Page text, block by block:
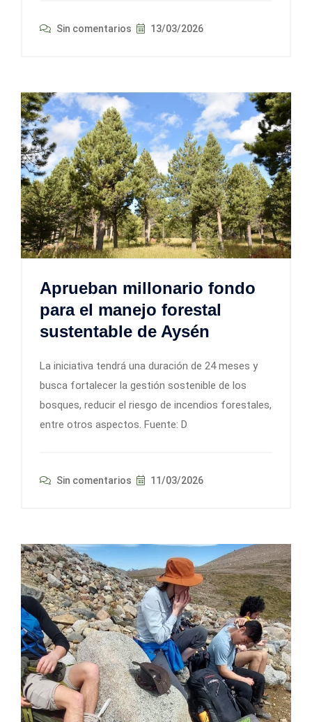
Sin comentarios 13/03/2026
Aprueban millonario fondo
para el manejo forestal
sustentable de Aysén
La iniciativa tendrá una duración de 24 meses y
busca fortalecer la gestión sostenible de los
bosques, reducir el riesgo de incendios forestales,
entre otros aspectos. Fuente: D
Sin comentarios 11/03/2026